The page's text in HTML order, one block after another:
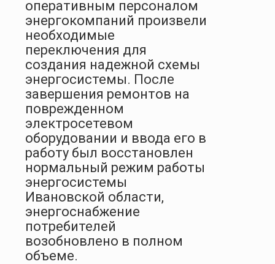
оперативным персоналом
энергокомпаний произвели
необходимые
переключения для
создания надежной схемы
энергосистемы. После
завершения ремонтов на
поврежденном
электросетевом
оборудовании и ввода его в
работу был восстановлен
нормальный режим работы
энергосистемы
Ивановской области,
энергоснабжение
потребителей
возобновлено в полном
объеме.